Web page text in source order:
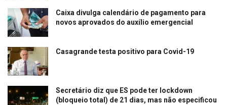
Caixa divulga calendário de pagamento para
novos aprovados do auxílio emergencial
Casagrande testa positivo para Covid-19
Secretário diz que ES pode ter lockdown
(bloqueio total) de 21 dias, mas não especificou